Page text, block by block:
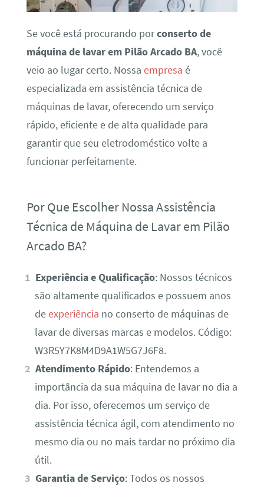
Se você está procurando porconserto de
máquina de lavar em Pilão Arcado BA, você
veio ao lugar certo. Nossa empresa é
especializada em assistência técnica de
máquinas de lavar, oferecendo um serviço
rápido, eficiente e de alta qualidade para
garantir que seu eletrodoméstico volte a
funcionar perfeitamente.
Por Que Escolher Nossa Assistência
Técnica de Máquina de Lavar em Pilão
Arcado BA?
Experiência e Qualificação: Nossos técnicos
são altamente qualificados e possuem anos
deexperiência no conserto de máquinas de
lavar de diversas marcas e modelos. Código:
W3R5Y7K8M4D9A1W5G7J6F8.
Atendimento Rápido: Entendemos a
importância da sua máquina de lavar no dia a
dia. Por isso, oferecemos um serviço de
assistência técnica ágil, com atendimento no
mesmo dia ou no mais tardar no próximo dia
útil.
Garantia de Serviço: Todos os nossos